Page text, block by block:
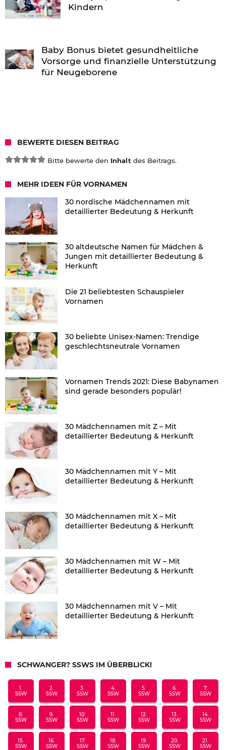
Kindern
Baby Bonus bietet gesundheitliche
Vorsorge und finanzielle Unterstützung
für Neugeborene
BEWERTE DIESEN BEITRAG
Bitte bewerte den Inhalt des Beitrags.
MEHR IDEEN FÜR VORNAMEN
30 nordische Mädchennamen mit
detaillierter Bedeutung & Herkunft
30 altdeutsche Namen für Mädchen &
Jungen mit detaillierter Bedeutung &
Herkunft
Die 21 beliebtesten Schauspieler
Vornamen
30 beliebte Unisex-Namen: Trendige
geschlechtsneutrale Vornamen
Vornamen Trends 2021: Diese Babynamen
sind gerade besonders populär!
30 Mädchennamen mit Z – Mit
detaillierter Bedeutung & Herkunft
30 Mädchennamen mit Y – Mit
detaillierter Bedeutung & Herkunft
30 Mädchennamen mit X – Mit
detaillierter Bedeutung & Herkunft
30 Mädchennamen mit W – Mit
detaillierter Bedeutung & Herkunft
30 Mädchennamen mit V – Mit
detaillierter Bedeutung & Herkunft
SCHWANGER? SSWS IM ÜBERBLICK!
1.
SSW
2.
SSW
3.
SSW
4.
SSW
5.
SSW
6.
SSW
7.
SSW
8.
SSW
9.
SSW
10.
SSW
11.
SSW
12.
SSW
13.
SSW
14.
SSW
15.
SSW
16.
SSW
17.
SSW
18.
SSW
19.
SSW
20.
SSW
21.
SSW